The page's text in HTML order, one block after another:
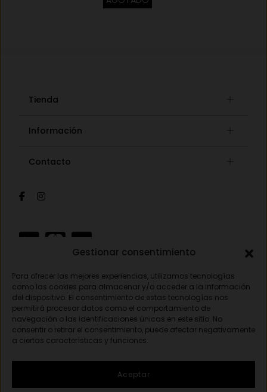
Gestionar consentimiento
Para ofrecer las mejores experiencias, utilizamos tecnologías
como las cookies para almacenar y/o acceder a la información
del dispositivo. El consentimiento de estas tecnologías nos
permitirá procesar datos como el comportamiento de
navegación o las identificaciones únicas en este sitio. No
consentir o retirar el consentimiento, puede afectar negativamente
a ciertas características y funciones.
Aceptar
Tienda
Información
Formas de pago
Aviso legal
Política de privacidad
Política de cookies
Contacto
© 2026 Óptica visión norte. Todos los derecho reservados.